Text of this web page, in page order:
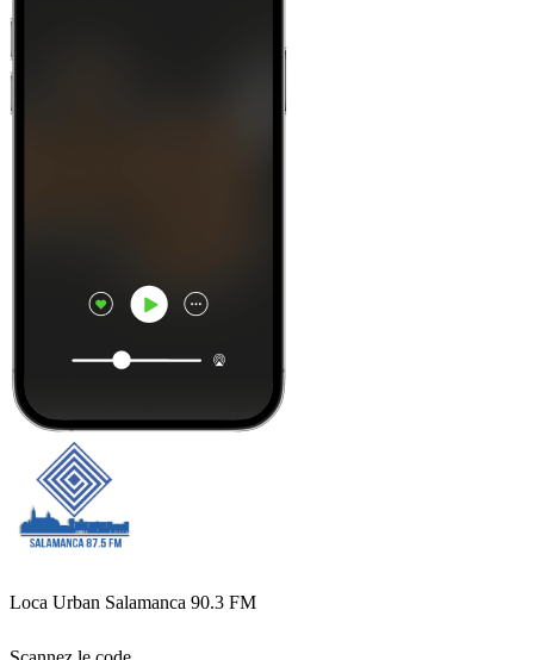
Loca Urban Salamanca 90.3 FM